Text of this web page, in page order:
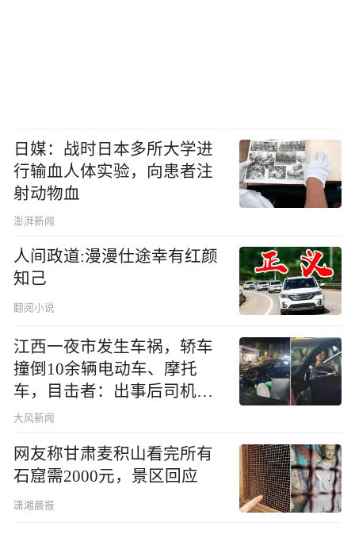
日媒：战时日本多所大学进
行输血人体实验，向患者注
射动物血
澎湃新闻
人间政道:漫漫仕途幸有红颜
知己
翻阅小说
江西一夜市发生车祸，轿车
撞倒10余辆电动车、摩托
车，目击者：出事后司机一
直坐车里
大风新闻
网友称甘肃麦积山看完所有
石窟需2000元，景区回应
潇湘晨报